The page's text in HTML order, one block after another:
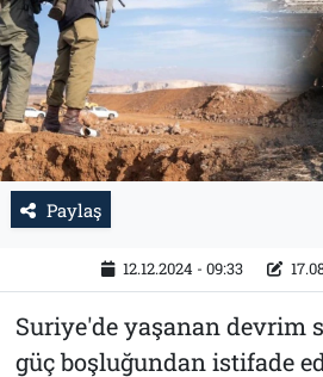
Paylaş
12.12.2024 - 09:33
Suriye'de yaşanan devrim
güç boşluğundan istifade